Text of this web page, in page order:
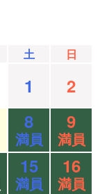
土 日
1
2
8
満員
9
満員
15
満員
16
満員